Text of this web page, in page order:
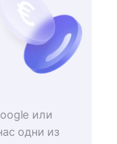
или
одни из